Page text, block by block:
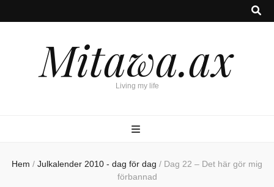
Mitawa.ax
Living my life
Hem / Julkalender 2010 - dag för dag / Dag 22 – Det här gör mig
förbannad